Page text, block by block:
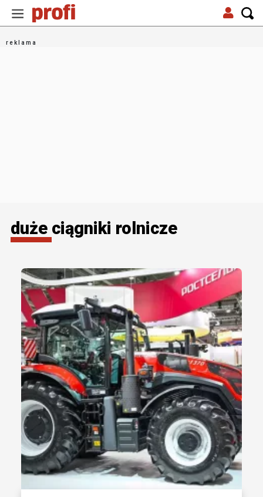
duże ciągniki rolnicze